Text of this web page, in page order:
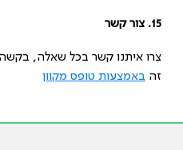
15
. צור קשר
צרו איתנו קשר בכל שאלה,
זה באמצעות טופס מקוון